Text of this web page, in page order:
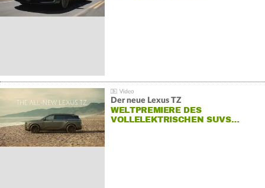
Der neue Lexus TZ
WELTPREMIERE DES
VOLLELEKTRISCHEN SUVS…